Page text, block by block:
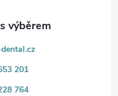
201
764